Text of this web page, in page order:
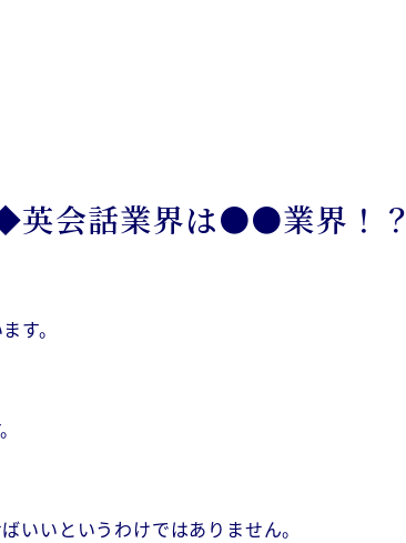
英会話業界は●●業界！？
す。
いいというわけではありません。